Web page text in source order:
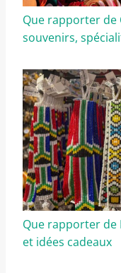
Que rapporter de
souvenirs,
Que rapporter de
et idées cadeaux